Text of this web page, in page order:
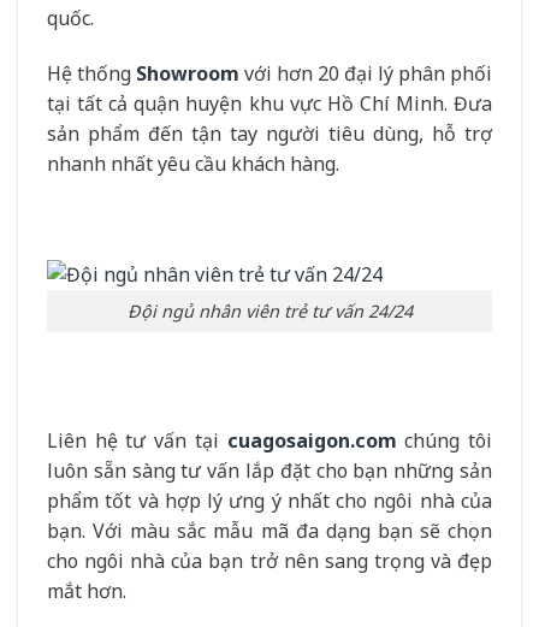
quốc.
Hệ thống Showroom với hơn 20 đại lý phân phối
tại tất cả quận huyện khu vực Hồ Chí Minh. Đưa
sản phẩm đến tận tay người tiêu dùng, hỗ trợ
nhanh nhất yêu cầu khách hàng.
Đội ngủ nhân viên trẻ tư vấn 24/24
Liên hệ tư vấn tại cuagosaigon.com chúng tôi
luôn sẵn sàng tư vấn lắp đặt cho bạn những sản
phẩm tốt và hợp lý ưng ý nhất cho ngôi nhà của
bạn. Với màu sắc mẫu mã đa dạng bạn sẽ chọn
cho ngôi nhà của bạn trở nên sang trọng và đẹp
mắt hơn.